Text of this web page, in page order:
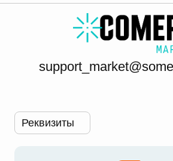
Реквизиты